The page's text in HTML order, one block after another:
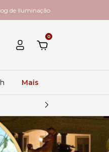
de Iluminação
0
Mais